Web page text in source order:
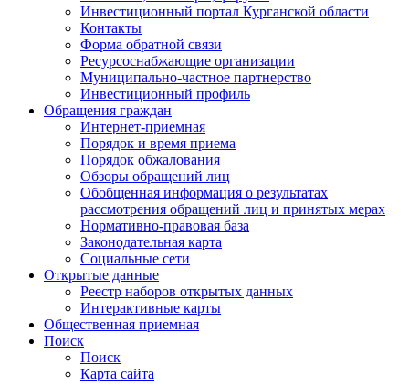
Инвестиционный портал Курганской области
Контакты
Форма обратной связи
Ресурсоснабжающие организации
Муниципально-частное партнерство
Инвестиционный профиль
Обращения граждан
Интернет-приемная
Порядок и время приема
Порядок обжалования
Обзоры обращений лиц
Обобщенная информация о результатах
рассмотрения обращений лиц и принятых мерах
Нормативно-правовая база
Законодательная карта
Социальные сети
Открытые данные
Реестр наборов открытых данных
Интерактивные карты
Общественная приемная
Поиск
Поиск
Карта сайта